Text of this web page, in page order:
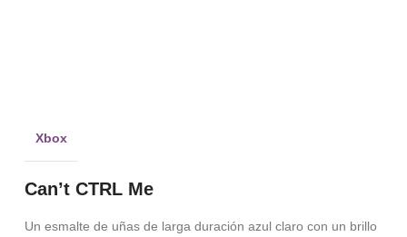
Xbox
Can’t CTRL Me
Un esmalte de uñas de larga duración azul claro con un brillo